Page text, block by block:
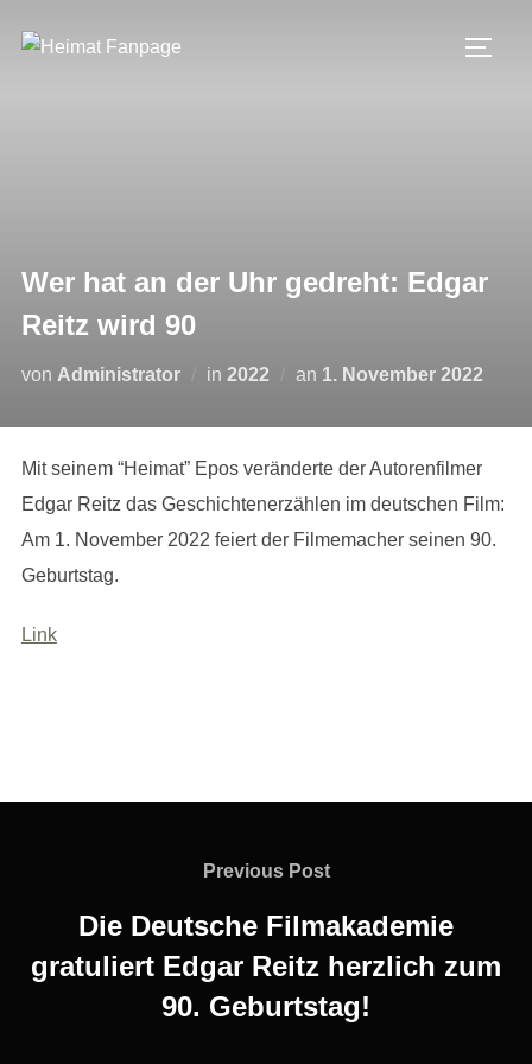
Inhalt
Wer hat an der Uhr gedreht: Edgar
Reitz wird 90
von Administrator in 2022 an Veröffentlicht
1. November 2022
Mit seinem “Heimat” Epos veränderte der Autorenfilmer
Edgar Reitz das Geschichtenerzählen im deutschen Film:
Am 1. November 2022 feiert der Filmemacher seinen 90.
Geburtstag.
Link
Previous
Previous Post
Die Deutsche Filmakademie
gratuliert Edgar Reitz herzlich zum
90. Geburtstag!